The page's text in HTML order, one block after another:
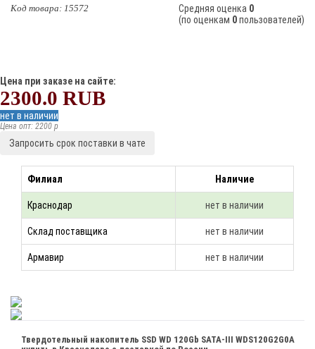
Kод товара: 15572 Cредняя оценка 0
(по оценкам 0пользователей)
Цена при заказе на сайте:
2300.0 RUB
нет в наличии
Цена опт: 2200 p
Запросить срок поставки в чате
Филиал Наличие
Краснодар нет в наличии
Склад поставщика нет в наличии
Армавир нет в наличии
Твердотельный накопитель SSD WD 120Gb SATA-III WDS120G2G0A